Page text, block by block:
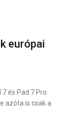
európai
és Pad 7 Pro
azóta is csak a